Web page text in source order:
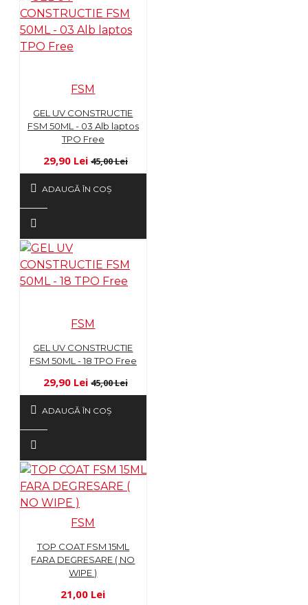
FSM
GEL UV CONSTRUCTIE
FSM 50ML - 03 Alb laptos
TPO Free
29,90 Lei 45,00 Lei
ADAUGĂ ÎN COŞ
FSM
GEL UV CONSTRUCTIE
FSM 50ML - 18 TPO Free
29,90 Lei 45,00 Lei
ADAUGĂ ÎN COŞ
FSM
TOP COAT FSM 15ML
FARA DEGRESARE ( NO
WIPE )
21,00 Lei